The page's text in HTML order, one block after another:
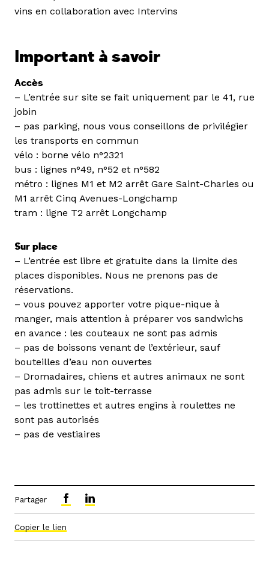
vins en collaboration avec Intervins
Important à savoir
Accès
– L’entrée sur site se fait uniquement par le 41, rue
jobin
– pas parking, nous vous conseillons de privilégier
les transports en commun
vélo : borne vélo n°2321
bus : lignes n°49, n°52 et n°582
métro : lignes M1 et M2 arrêt Gare Saint-Charles ou
M1 arrêt Cinq Avenues-Longchamp
tram : ligne T2 arrêt Longchamp
Sur place
– L’entrée est libre et gratuite dans la limite des
places disponibles. Nous ne prenons pas de
réservations.
– vous pouvez apporter votre pique-nique à
manger, mais attention à préparer vos sandwichs
en avance : les couteaux ne sont pas admis
– pas de boissons venant de l’extérieur, sauf
bouteilles d’eau non ouvertes
– Dromadaires, chiens et autres animaux ne sont
pas admis sur le toit-terrasse
– les trottinettes et autres engins à roulettes ne
sont pas autorisés
– pas de vestiaires
Partager
Copier le lien